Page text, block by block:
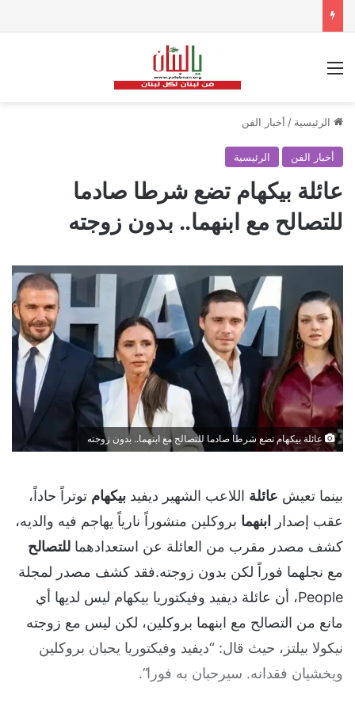
الرئيسية / أخبار الفن
أخبار الفن الرئيسية
عائلة بيكهام تضع شرطا صادما
للتصالح مع ابنهما.. بدون زوجته
عائلة بيكهام تضع شرطا صادما للتصالح مع ابنهما.. بدون زوجته
بينما تعيش عائلة اللاعب الشهير ديفيد بيكهام توتراً حاداً،
عقب إصدار
ابنهما بروكلين منشوراً نارياً يهاجم فيه والديه،
كشف مصدر مقرب من العائلة عن استعدادهما للتصالح
مع نجلهما فوراً لكن بدون زوجته.فقد كشف مصدر لمجلة
People، أن عائلة ديفيد وفيكتوريا بيكهام ليس لديها أي
مانع من التصالح مع ابنهما بروكلين، لكن ليس مع زوجته
نيكولا بيلتز، حيث قال: “ديفيد وفيكتوريا يحبان بروكلين
ويخشيان فقدانه. سيرحبان به فورا”.